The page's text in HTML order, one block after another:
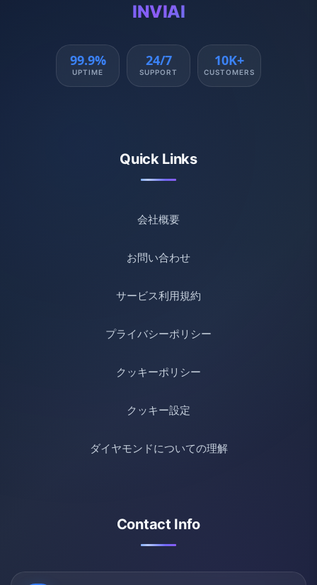
INVIAI
99.9%
UPTIME
24/7
SUPPORT
10K+
CUSTOMERS
Quick Links
会社概要
お問い合わせ
サービス利用規約
プライバシーポリシー
クッキーポリシー
クッキー設定
ダイヤモンドについての理解
Contact Info